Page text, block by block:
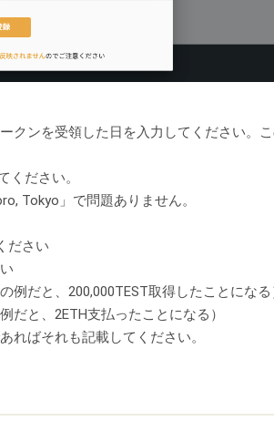
クンを受領した日を入力してください。
ください。
Tokyo」で問題ありません。
ださい
例だと、200,000TEST取得したことになる
だと、2ETH支払ったことになる）
ればそれも記載してください。